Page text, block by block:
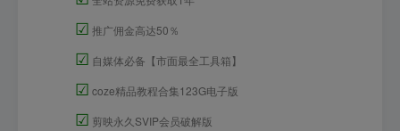
☑ 推广佣金高达50％
☑ 自媒体必备【市面最全工具箱】
☑ coze精品教程合集123G电子版
☑ 剪映永久SVIP会员破解版